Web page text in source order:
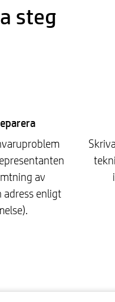
steg
av
adress enligt